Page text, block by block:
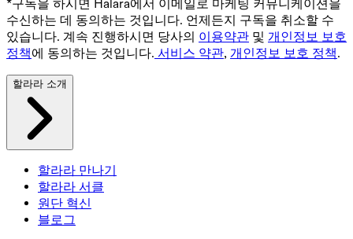
*구독을 하시면 Halara에서 이메일로 마케팅 커뮤니케이션을
수신하는 데 동의하는 것입니다. 언제든지 구독을 취소할 수
있습니다. 계속 진행하시면 당사의 이용약관 및 개인정보 보호
정책에 동의하는 것입니다. 서비스 약관, 개인정보 보호 정책.
할라라 소개
할라라 만나기
할라라 서클
원단 혁신
블로그